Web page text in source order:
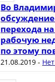
Во
перехода
рабочую
по этому
21.08.2019-